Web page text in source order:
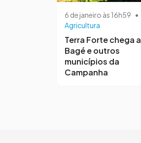
6 de janeiro às 16h59 •
Agricultura
Terra Forte chega a
Bagé e outros
municípios da
Campanha